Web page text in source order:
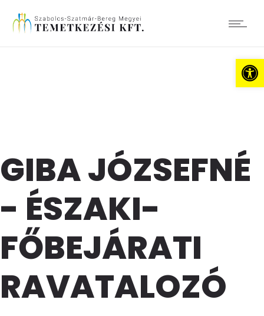
GIBA JÓZSEFNÉ
- ÉSZAKI-
FŐBEJÁRATI
RAVATALOZÓ